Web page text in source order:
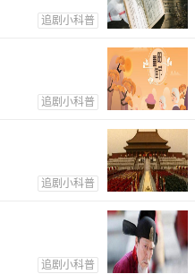
追剧小科普
追剧小科普
追剧小科普
追剧小科普